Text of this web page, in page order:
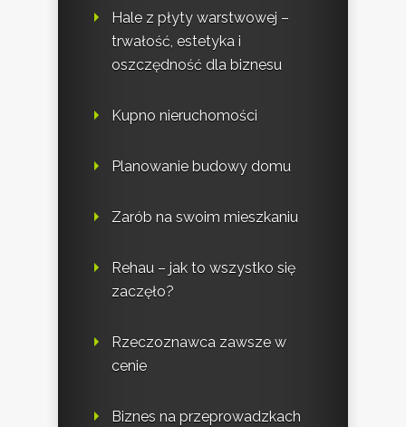
Hale z płyty warstwowej –
trwałość, estetyka i
oszczędność dla biznesu
Kupno nieruchomości
Planowanie budowy domu
Zarób na swoim mieszkaniu
Rehau – jak to wszystko się
zaczęło?
Rzeczoznawca zawsze w
cenie
Biznes na przeprowadzkach